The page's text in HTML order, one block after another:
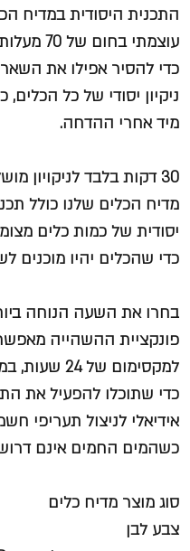
התכנית היסודית במדיח
עוצמתי בחום של 70 מעלות צלזיוס
כדי להסיר אפילו את
ניקיון יסודי של כל
מיד אחרי ההדחה.
30 דקות בלבד לניקויון מושלם
מדיח הכלים שלנו כולל
יסודית של כמות כלים מצומצמת ב-30
כדי שהכלים יהיו מוכנים
בחרו את השעה הנוחה
פונקציית ההשהייה
למקסימום של 24 שעות, במרווחים של שעה אחת.
כדי שתוכלו להפעיל את
אידיאלי לניצול תעריפי
כשהמים החמים אינם
סוג מוצר מדיח כלים
צבע לבן